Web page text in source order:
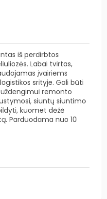
iš perdirbtos
Labai tvirtas,
įvairiems
srityje. Gali būti
remonto
siuntų siuntimo
kuomet dėžė
Parduodama nuo 10